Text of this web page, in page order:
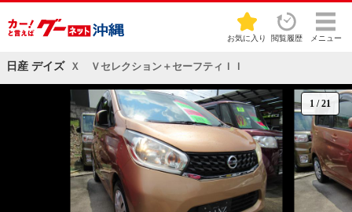
お気に入り 閲覧履歴 メニュー
日産 デイズ Ｘ Ｖセレクション＋セーフティＩＩ
1 /21